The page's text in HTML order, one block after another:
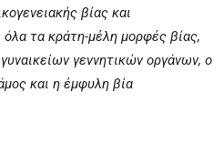
βίας και
όλα τα κράτη-μέλη μορφές βίας,
γεννητικών οργάνων, ο
και η έμφυλη βία